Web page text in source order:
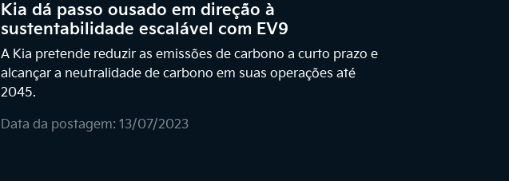
Kia dá passo ousado em direção à
sustentabilidade escalável com EV9
A Kia pretende reduzir as emissões de carbono a curto prazo e
alcançar a neutralidade de carbono em suas operações até
2045.
Data da postagem: 13/07/2023